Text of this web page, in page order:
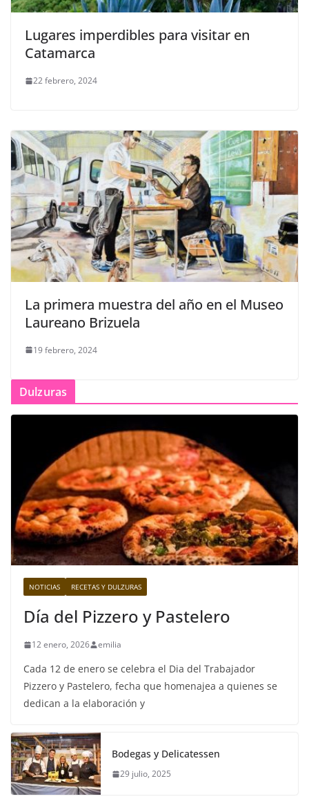
Lugares imperdibles para visitar en
Catamarca
22 febrero, 2024
La primera muestra del año en el Museo
Laureano Brizuela
19 febrero, 2024
Dulzuras
NOTICIAS RECETAS Y DULZURAS
Día del Pizzero y Pastelero
12 enero, 2026 emilia
Cada 12 de enero se celebra el Dia del Trabajador
Pizzero y Pastelero, fecha que homenajea a quienes se
dedican a la elaboración y
Bodegas y Delicatessen
29 julio, 2025